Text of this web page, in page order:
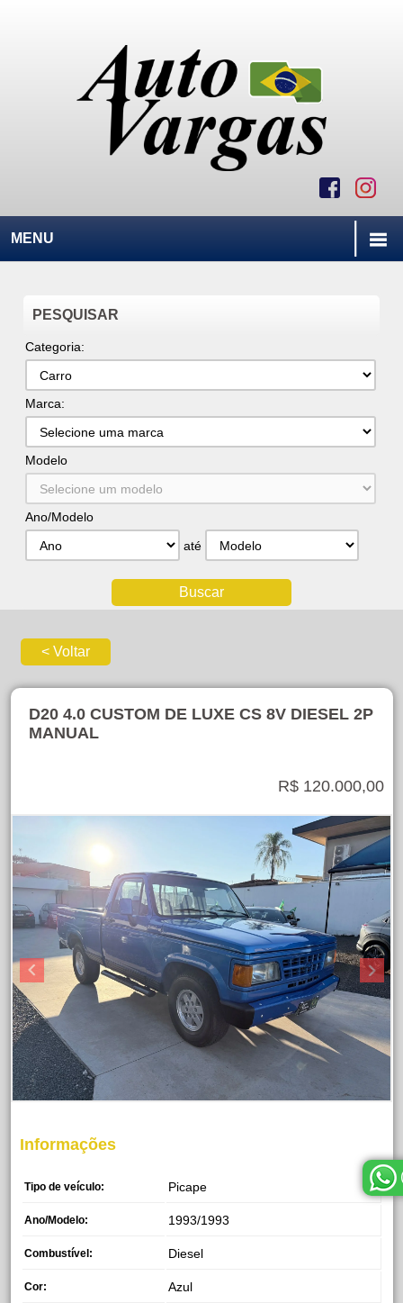
MENU
PESQUISAR
Categoria:
Marca:
Modelo
Ano/Modelo
até
D20 4.0 CUSTOM DE LUXE CS 8V DIESEL 2P
MANUAL
R$ 120.000,00
Informações
Tipo de veículo: Picape
Ano/Modelo: 1993/1993
Combustível: Diesel
Cor: Azul